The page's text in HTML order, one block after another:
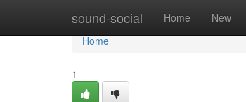
sound-social Home New
Home
Home
1